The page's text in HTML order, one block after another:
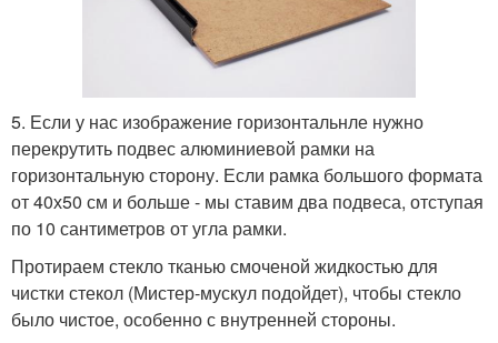
5. Если у нас изображение горизонтальнле нужно
перекрутить подвес алюминиевой рамки на
горизонтальную сторону. Если рамка большого формата
от 40х50 см и больше - мы ставим два подвеса, отступая
по 10 сантиметров от угла рамки.
Протираем стекло тканью смоченой жидкостью для
чистки стекол (Мистер-мускул подойдет), чтобы стекло
было чистое, особенно с внутренней стороны.